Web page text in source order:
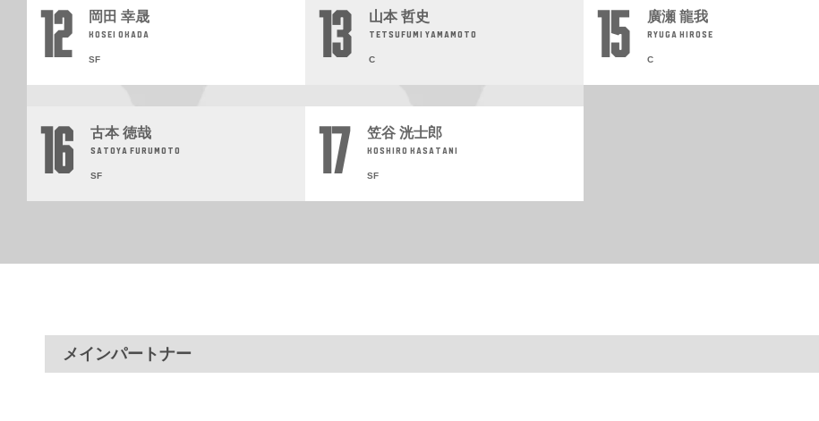
12 岡田 幸晟
KOSEI OKADA
SF 13 山本 哲史
TETSUFUMI YAMAMOTO
C 15 廣瀬 龍我
RYUGA HIROSE
C
16 古本 徳哉
SATOYA FURUMOTO
SF 17 笠谷 洸士郎
KOSHIRO KASATANI
SF
メインパートナー